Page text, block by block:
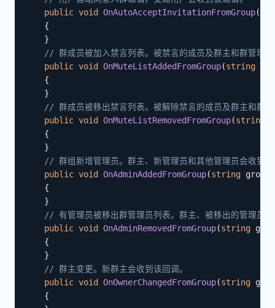
public void OnAutoAcceptInvitationFromGroup(
{
}
// 群成员被加入禁言列表。被禁言的成员及群主和群管理
public void OnMuteListAddedFromGroup(string
{
}
// 群成员被移出禁言列表。被解除禁言的成员及群主和群
public void OnMuteListRemovedFromGroup(string
{
}
// 群组新增管理员。群主、新管理员和其他管理员会收到
public void OnAdminAddedFromGroup(string
{
}
// 有管理员被移出群管理员列表。群主、被移出的管理员
public void OnAdminRemovedFromGroup(string
{
}
// 群主变更。新群主会收到该回调。
public void OnOwnerChangedFromGroup(string
{